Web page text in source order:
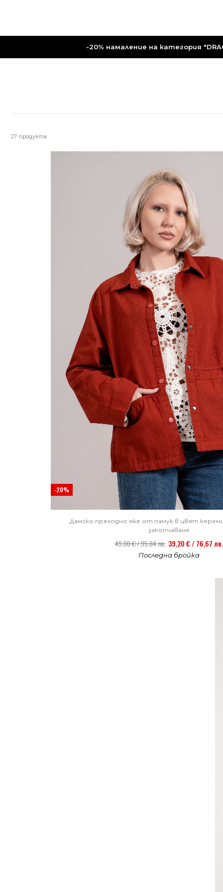
-20% намаление на категория
27 продуктa
-20%
Дамско преходно яке от памук в цвят
закопчаване
49,00 € / 95,84 лв. 39,20 € / 76,67 лв.
Последна бройка